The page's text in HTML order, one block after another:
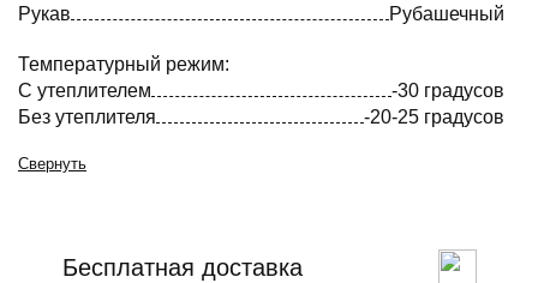
Рукав
Рубашечный
Температурный режим:
С утеплителем
-30 градусов
Без утеплителя
-20-25 градусов
Свернуть
Бесплатная доставка